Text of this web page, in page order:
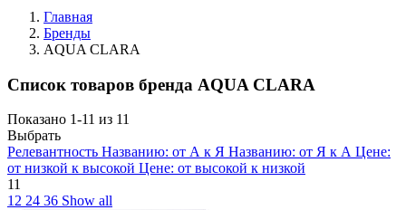
Главная
Бренды
AQUA CLARA
Список товаров бренда AQUA CLARA
Показано 1-11 из 11
Выбрать
Релевантность Названию: от А к Я Названию: от Я к А Цене:
от низкой к высокой Цене: от высокой к низкой
11
12 24 36 Show all